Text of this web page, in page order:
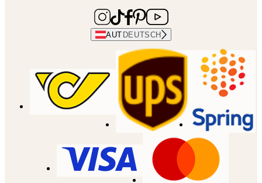
AUT DEUTSCH